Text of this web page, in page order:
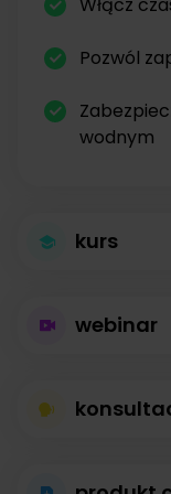
Pozwól
wodnym
kurs
kursów
Kursy online z
opisami
webinar
bez